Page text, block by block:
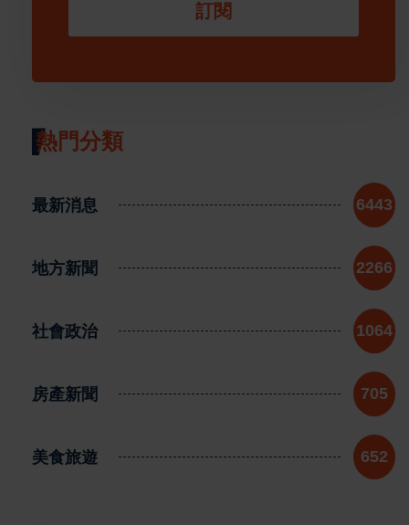
訂閱
熱門分類
最新消息 6443
地方新聞 2266
社會政治 1064
房產新聞 705
美食旅遊 652